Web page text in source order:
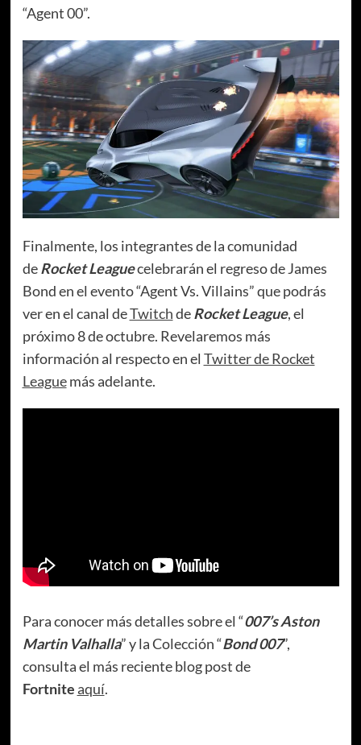
“Agent 00”.
Finalmente, los integrantes de la comunidad
deRocket Leaguecelebrarán el regreso de James
Bond en el evento “Agent Vs. Villains” que podrás
ver en el canal deTwitchdeRocket League, el
próximo 8 de octubre. Revelaremos más
información al respecto en el Twitter de Rocket
Leaguemás adelante.
Para conocer más detalles sobre el “007’s Aston
Martin Valhalla” y la Colección “Bond 007”,
consulta el más reciente blog post de
Fortnite aquí.